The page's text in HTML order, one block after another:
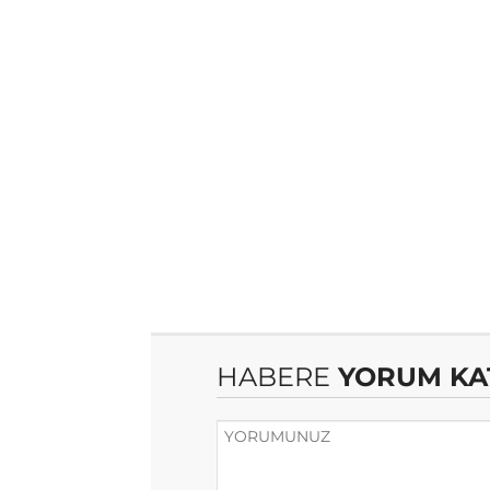
HABERE YORUM